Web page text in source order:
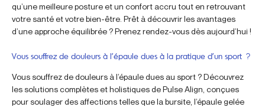
qu’une meilleure posture et un confort accru tout en retrouvant
votre santé et votre bien-être. Prêt à découvrir les avantages
d’une approche équilibrée ? Prenez rendez-vous dès aujourd’hui !
Vous souffrez de douleurs à l’épaule dues à la pratique d’un sport ?
Vous souffrez de douleurs à l’épaule dues au sport ? Découvrez
les solutions complètes et holistiques de Pulse Align, conçues
pour soulager des affections telles que la bursite, l’épaule gelée